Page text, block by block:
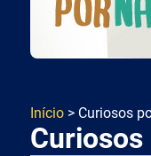
Início > Curiosos